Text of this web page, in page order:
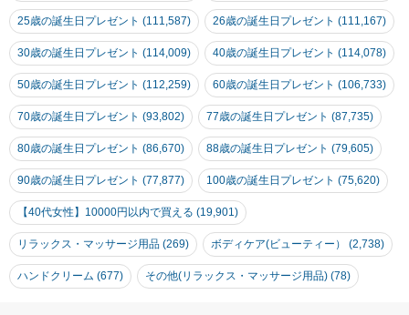
25歳の誕生日プレゼント (111,587) 26歳の誕生日プレゼント (111,167)
30歳の誕生日プレゼント (114,009) 40歳の誕生日プレゼント (114,078)
50歳の誕生日プレゼント (112,259) 60歳の誕生日プレゼント (106,733)
70歳の誕生日プレゼント (93,802) 77歳の誕生日プレゼント (87,735)
80歳の誕生日プレゼント (86,670) 88歳の誕生日プレゼント (79,605)
90歳の誕生日プレゼント (77,877) 100歳の誕生日プレゼント (75,620)
【40代女性】10000円以内で買える (19,901)
リラックス・マッサージ用品 (269) ボディケア(ビューティー） (2,738)
ハンドクリーム (677) その他(リラックス・マッサージ用品) (78)